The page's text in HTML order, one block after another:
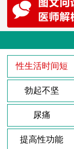
性生活时间短
勃起不坚
尿痛
提高性功能